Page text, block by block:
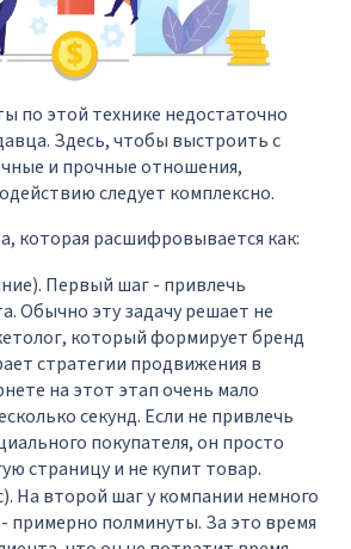
по этой технике недостаточно
Здесь, чтобы выстроить с
и прочные отношения,
следует комплексно.
которая расшифровывается как:
Первый шаг - привлечь
Обычно эту задачу решает не
который формирует бренд
стратегии продвижения в
на этот этап очень мало
секунд. Если не привлечь
покупателя, он просто
страницу и не купит товар.
На второй шаг у компании немного
примерно полминуты. За это время